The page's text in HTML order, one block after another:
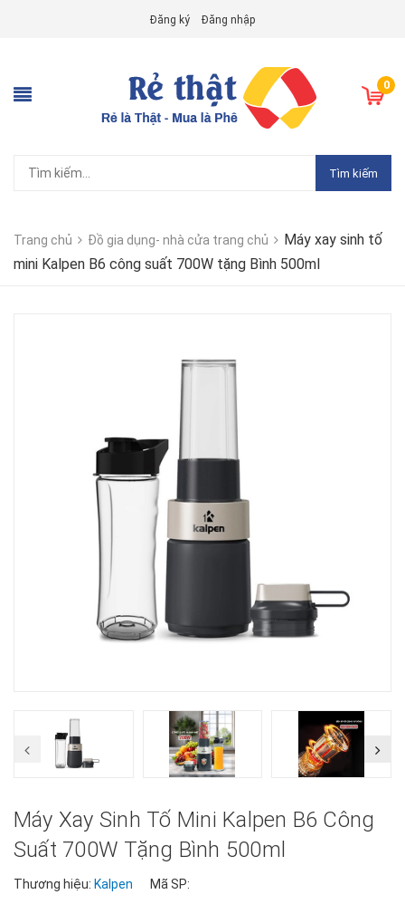
Đăng ký Đăng nhập
0
Tìm kiếm
Trang chủ Đồ gia dụng- nhà cửa trang chủ
Máy xay sinh tố
mini Kalpen B6 công suất 700W tặng Bình 500ml
Máy Xay Sinh Tố Mini Kalpen B6 Công
Suất 700W Tặng Bình 500ml
Thương hiệu: Kalpen Mã SP: